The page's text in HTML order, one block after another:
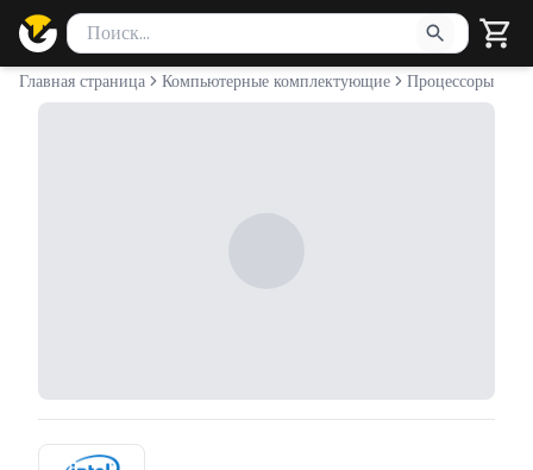
Поиск товаров
Введите минимум 2 символа для поиска. Нажмите Enter
Главная страница Компьютерные комплектующие Процессоры